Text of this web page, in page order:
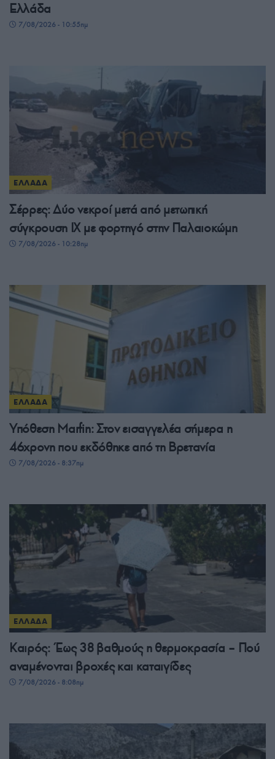
Ελλάδα
7/08/2026 - 10:55πμ
ΕΛΛΑΔΑ
Σέρρες: Δύο νεκροί μετά από μετωπική
σύγκρουση ΙΧ με φορτηγό στην Παλαιοκώμη
7/08/2026 - 10:28πμ
ΕΛΛΑΔΑ
Υπόθεση Marfin: Στον εισαγγελέα σήμερα η
46χρονη που εκδόθηκε από τη Βρετανία
7/08/2026 - 8:37πμ
ΕΛΛΑΔΑ
Καιρός: Έως 38 βαθμούς η θερμοκρασία – Πού
αναμένονται βροχές και καταιγίδες
7/08/2026 - 8:08πμ